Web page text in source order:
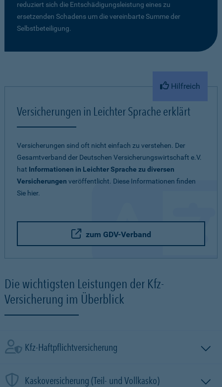
reduziert sich die Entschädigungsleistung eines zu
ersetzenden Schadens um die vereinbarte Summe der
Selbstbeteiligung.
Hilfreich
Versicherungen in Leichter Sprache erklärt
Versicherungen sind oft nicht einfach zu verstehen. Der
Gesamtverband der Deutschen Versicherungswirtschaft e.V.
hat Informationen in Leichter Sprache zu diversen
Versicherungen veröffentlicht. Diese Informationen finden
Sie hier.
zum GDV-Verband
Die wichtigsten Leistungen der Kfz-
Versicherung im Überblick
Kfz-Haftpflichtversicherung
Kaskoversicherung (Teil- und Vollkasko)